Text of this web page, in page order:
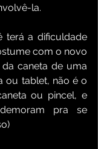
la.
terá a dificuldade
com o novo
caneta de uma
ou tablet, não é o
ou pincel, e
pra se